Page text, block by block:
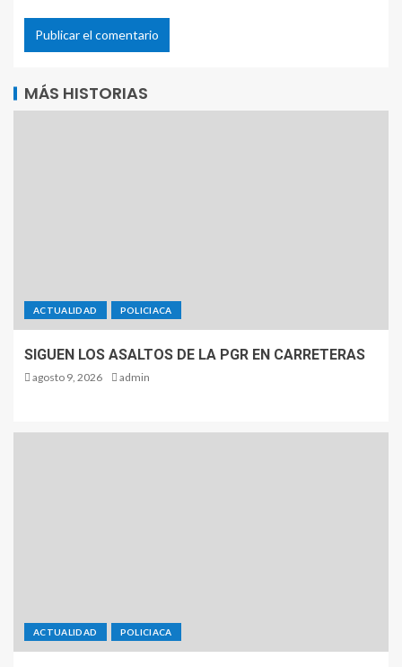
MÁS HISTORIAS
ACTUALIDAD POLICIACA
SIGUEN LOS ASALTOS DE LA PGR EN CARRETERAS
agosto 9, 2026 admin
ACTUALIDAD POLICIACA